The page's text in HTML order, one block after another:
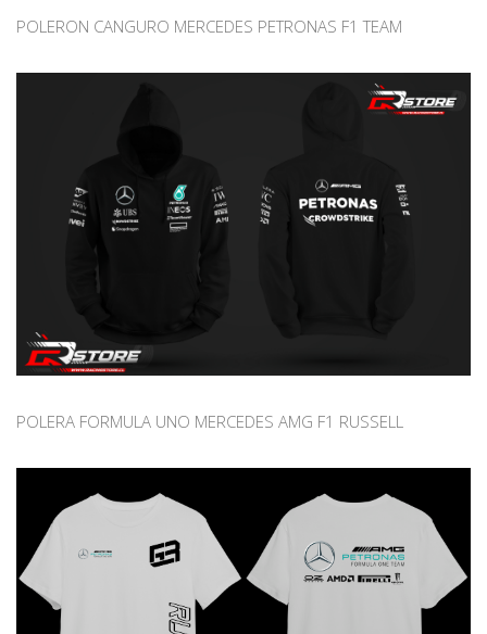
POLERON CANGURO MERCEDES PETRONAS F1 TEAM
POLERA FORMULA UNO MERCEDES AMG F1 RUSSELL